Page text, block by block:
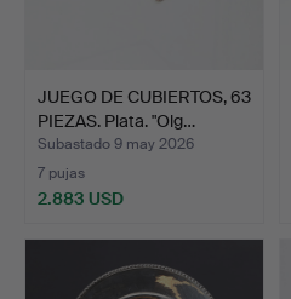
JUEGO DE CUBIERTOS, 63
PIEZAS. Plata. "Olg…
Subastado 9 may 2026
7 pujas
2.883 USD